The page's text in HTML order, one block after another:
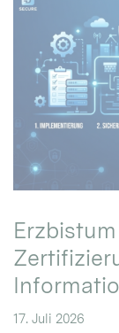
17. Juli 2026